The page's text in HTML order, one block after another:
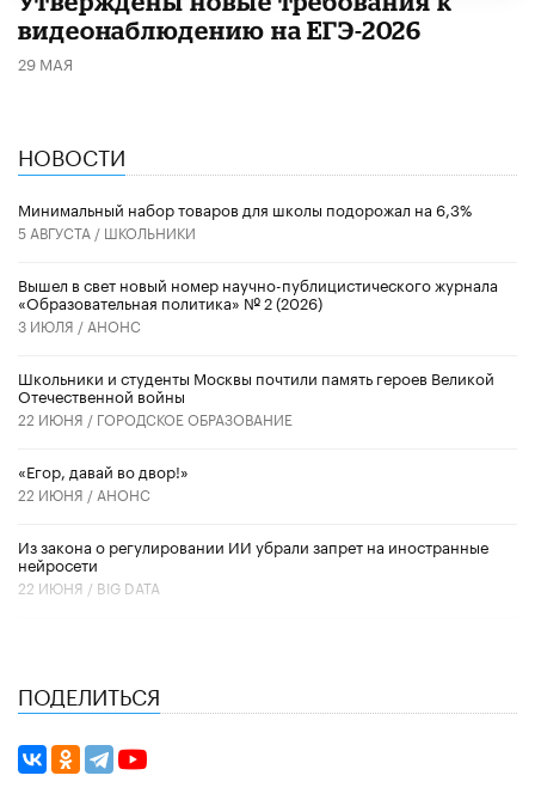
видеонаблюдению на ЕГЭ-2026
29 МАЯ
НОВОСТИ
Минимальный набор товаров для школы подорожал на 6,3%
5 АВГУСТА / ШКОЛЬНИКИ
Вышел в свет новый номер научно-публицистического журнала
«Образовательная политика» № 2 (2026)
3 ИЮЛЯ / АНОНС
Школьники и студенты Москвы почтили память героев Великой
Отечественной войны
22 ИЮНЯ / ГОРОДСКОЕ ОБРАЗОВАНИЕ
«Егор, давай во двор!»
22 ИЮНЯ / АНОНС
Из закона о регулировании ИИ убрали запрет на иностранные
нейросети
22 ИЮНЯ / BIG DATA
ПОДЕЛИТЬСЯ